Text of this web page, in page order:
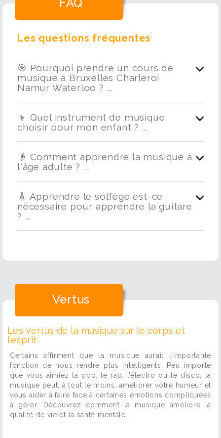
FAQ
Les questions fréquentes
🎯 Pourquoi prendre un cours de
musique à Bruxelles Charleroi
Namur Waterloo ? ...
👦 Quel instrument de musique
choisir pour mon enfant ? ...
👴 Comment apprendre la musique à
l'âge adulte ? ...
🎸 Apprendre le solfège est-ce
nécessaire pour apprendre la guitare
? ...
Vertus
Les vertus de la musique sur le corps et
l’esprit
Certains affirment que la musique aurait l'importante
fonction de nous rendre plus intelligents. Peu importe
que vous aimiez la pop, le rap, l’électro ou le disco, la
musique peut, à tout le moins, améliorer votre humeur et
vous aider à faire face à certaines émotions compliquées
à gérer. Découvrez comment la musique améliore la
qualité de vie et la santé mentale.